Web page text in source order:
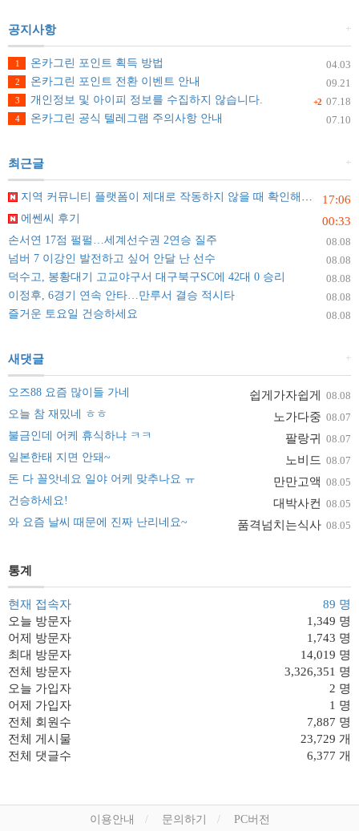
+
공지사항
04.03
1
온카그린 포인트 획득 방법
09.21
2 온카그린 포인트 전환 이벤트 안내
+2 07.18
3
개인정보 및 아이피 정보를 수집하지 않습니다.
07.10
4 온카그린 공식 텔레그램 주의사항 안내
+
최근글
17:06
지역 커뮤니티 플랫폼이 제대로 작동하지 않을 때 확인해야 할 것들
00:33
에쎈씨 후기
08.08
손서연 17점 펄펄…세계선수권 2연승 질주
08.08
넘버 7 이강인 발전하고 싶어 안달 난 선수
08.08
덕수고, 봉황대기 고교야구서 대구북구SC에 42대 0 승리
08.08
이정후, 6경기 연속 안타…만루서 결승 적시타
08.08
즐거운 토요일 건승하세요
+
새댓글
쉽게가자쉽게 08.08
오즈88 요즘 많이들 가네
노가다중 08.07
오늘 참 재밌네 ㅎㅎ
팔랑귀 08.07
불금인데 어케 휴식하냐 ㅋㅋ
노비드 08.07
일본한태 지면 안돼~
만만고액 08.05
돈 다 꼴앗네요 일야 어케 맞추나요 ㅠ
대박사컨 08.05
건승하세요!
품격넘치는식사 08.05
와 요즘 날씨 때문에 진짜 난리네요~
통계
현재 접속자
89 명
오늘 방문자
1,349 명
어제 방문자
1,743 명
최대 방문자
14,019 명
전체 방문자
3,326,351 명
오늘 가입자
2 명
어제 가입자
1 명
전체 회원수
7,887 명
전체 게시물
23,729 개
전체 댓글수
6,377 개
이용안내 문의하기 PC버전